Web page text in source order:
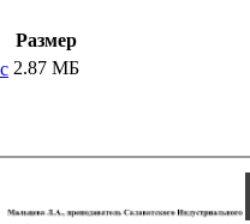
Размер
2.87 МБ